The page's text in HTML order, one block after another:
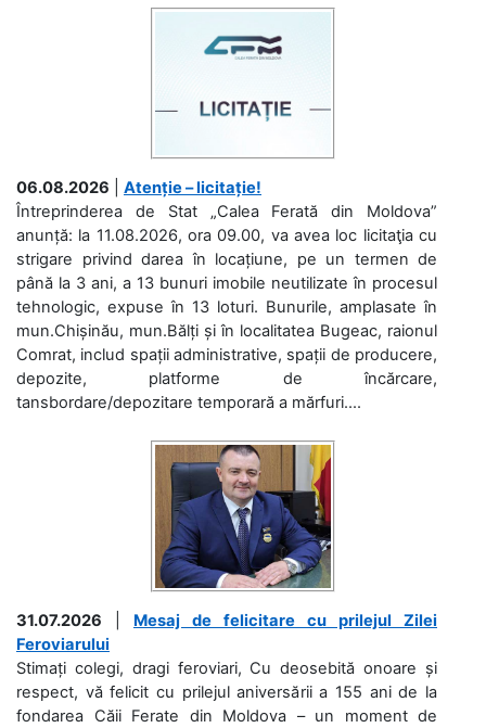
06.08.2026
Atenție – licitație!
Întreprinderea de Stat „Calea Ferată din Moldova”
anunță: la 11.08.2026, ora 09.00, va avea loc licitaţia cu
strigare privind darea în locațiune, pe un termen de
până la 3 ani, a 13 bunuri imobile neutilizate în procesul
tehnologic, expuse în 13 loturi. Bunurile, amplasate în
mun.Chișinău, mun.Bălți și în localitatea Bugeac, raionul
Comrat, includ spații administrative, spații de producere,
depozite, platforme de încărcare,
tansbordare/depozitare temporară a mărfuri....
31.07.2026
Mesaj de felicitare cu prilejul Zilei
Feroviarului
Stimați colegi, dragi feroviari, Cu deosebită onoare și
respect, vă felicit cu prilejul aniversării a 155 ani de la
fondarea Căii Ferate din Moldova – un moment de